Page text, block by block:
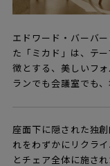
エドワード・バーバ
た「ミカド」は、テ
徴とする、美しいフ
ランでも会議室でも
座面下に隠された独
れをわずかにリクラ
とチェア全体に施さ